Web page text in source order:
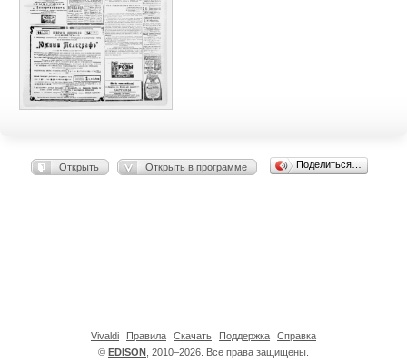
Открыть Открыть в программе Поделиться…
© EDISON , 2010–2026. Все права защищены.
Vivaldi Правила Скачать Поддержка Справка